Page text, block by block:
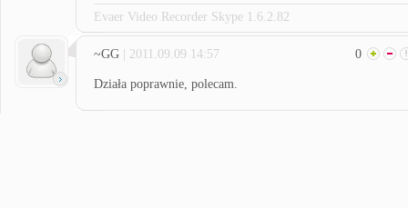
Evaer Video Recorder Skype 1.6.2.82
~GG | 2011.09.09 14:57 0
Działa poprawnie, polecam.